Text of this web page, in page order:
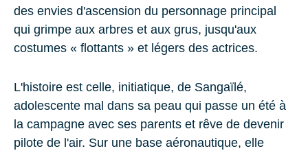
des envies d'ascension du personnage principal
qui grimpe aux arbres et aux grus, jusqu'aux
costumes « flottants » et légers des actrices.
L'histoire est celle, initiatique, de Sangaïlé,
adolescente mal dans sa peau qui passe un été à
la campagne avec ses parents et rêve de devenir
pilote de l'air. Sur une base aéronautique, elle